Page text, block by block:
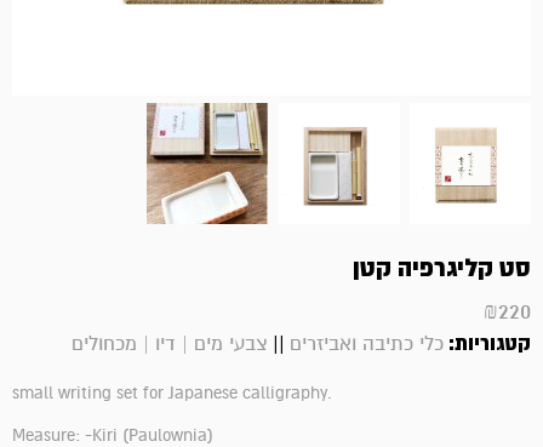
סט קליגרפיה קטן
₪220
קטגוריות: כלי כתיבה ואביזרים || צבעי מים | דיו | מכחולים
small writing set for Japanese calligraphy.
Measure: -Kiri (Paulownia)